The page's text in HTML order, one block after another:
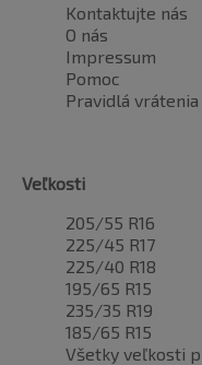
Kontaktujte nás
O nás
Impressum
Pomoc
Pravidlá vrátenia
Veľkosti
205/55 R16
225/45 R17
225/40 R18
195/65 R15
235/35 R19
185/65 R15
Všetky veľkosti